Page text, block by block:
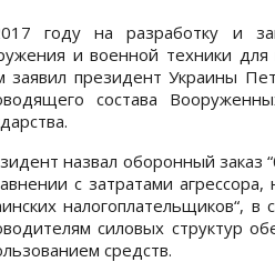
году на разработку и
и военной техники
заявил президент Украины
состава
назвал оборонный
с затратами
налогоплательщиков“,
силовых структур
средств.